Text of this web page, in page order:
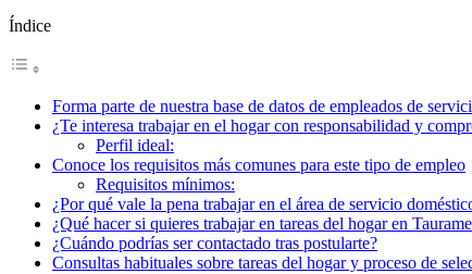
Índice
Forma parte de nuestra base de datos de empleados de
¿Te interesa trabajar en el hogar con responsabilidad y
Perfil ideal:
Conoce los requisitos más comunes para este tipo de empleo
Requisitos mínimos:
¿Por qué vale la pena trabajar en el área de servicio
¿Qué hacer si quieres trabajar en tareas del hogar en
¿Cuándo podrías ser contactado tras postularte?
Consultas habituales sobre tareas del hogar y proceso de